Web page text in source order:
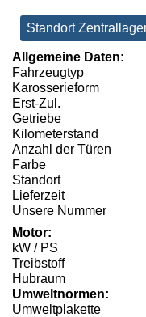
Standort
Allgemeine Daten:
Fahrzeugtyp
Karosserieform
Erst-Zul.
Getriebe
Kilometerstand
Anzahl der Türen
Farbe
Standort
Lieferzeit
Unsere Nummer
Motor:
kW / PS
Treibstoff
Hubraum
Umweltnormen:
Umweltplakette